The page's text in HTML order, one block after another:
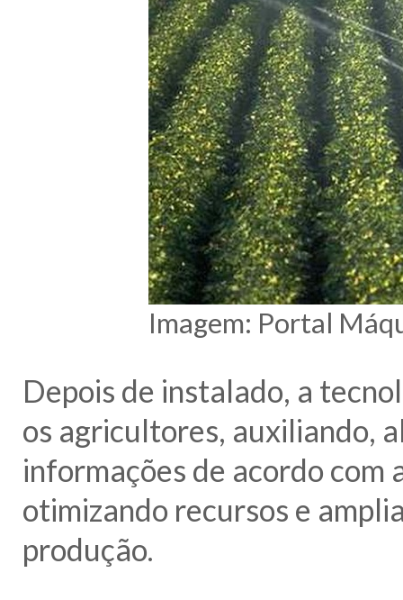
Imagem: Portal
Depois de instalado, a
os agricultores, auxiliando,
informações de acordo com
otimizando recursos e
produção.